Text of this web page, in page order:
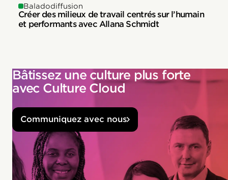
Baladodiffusion
Créer des milieux de travail centrés sur l’humain
et performants avec Allana Schmidt
Bâtissez une culture plus forte
avec Culture Cloud
Communiquez avec nous